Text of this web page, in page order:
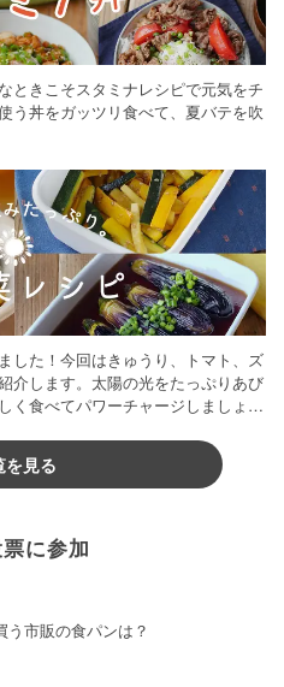
ときこそスタミナレシピで元気をチ
う丼をガッツリ食べて、夏バテを吹
した！今回はきゅうり、トマト、ズ
介します。太陽の光をたっぷりあび
く食べてパワーチャージしましょう
を見る
に参加
う市販の食パンは？